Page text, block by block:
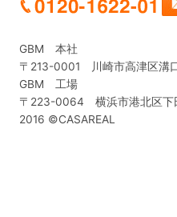
GBM 本社
〒213-0001 川崎市高津区溝
GBM 工場
〒223-0064 横浜市港北区下
2016 ©CASAREAL